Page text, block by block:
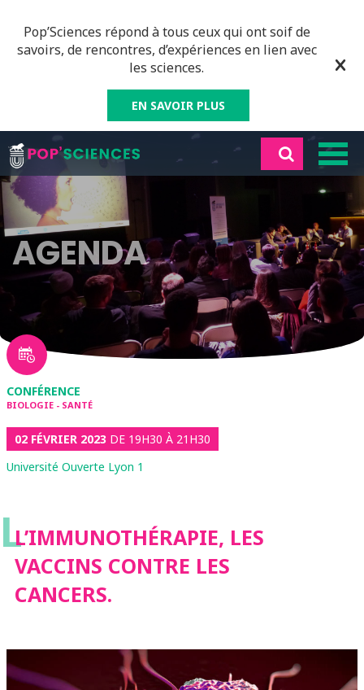
Pop’Sciences répond à tous ceux qui ont soif de
savoirs, de rencontres, d’expériences en lien avec
les sciences.
EN SAVOIR PLUS
AGENDA
CONFÉRENCE
BIOLOGIE - SANTÉ
02 FÉVRIER 2023 DE 19H30 À 21H30
Université Ouverte Lyon 1
LL’IMMUNOTHÉRAPIE, LES
VACCINS CONTRE LES
CANCERS.